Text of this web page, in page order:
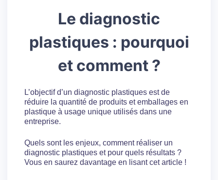
Le diagnostic
plastiques : pourquoi
et comment ?
L’objectif d’un diagnostic plastiques est de
réduire la quantité de produits et emballages en
plastique à usage unique utilisés dans une
entreprise.
Quels sont les enjeux, comment réaliser un
diagnostic plastiques et pour quels résultats ?
Vous en saurez davantage en lisant cet article !